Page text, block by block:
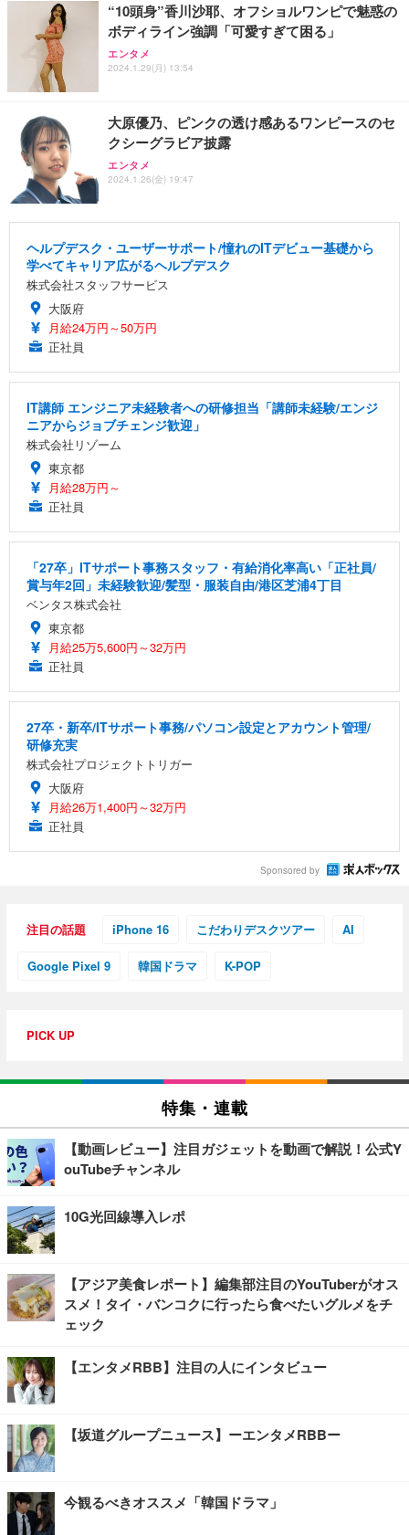
“10頭身”香川沙耶、オフショルワンピで魅惑の
ボディライン強調「可愛すぎて困る」
エンタメ
2024.1.29(月) 13:54
大原優乃、ピンクの透け感あるワンピースのセ
クシーグラビア披露
エンタメ
2024.1.26(金) 19:47
ヘルプデスク・ユーザーサポート/憧れのITデビュー基礎から
学べてキャリア広がるヘルプデスク
株式会社スタッフサービス
大阪府
月給24万円～50万円
正社員
IT講師 エンジニア未経験者への研修担当「講師未経験/エンジ
ニアからジョブチェンジ歓迎」
株式会社リゾーム
東京都
月給28万円～
正社員
「27卒」ITサポート事務スタッフ・有給消化率高い「正社員/
賞与年2回」未経験歓迎/髪型・服装自由/港区芝浦4丁目
ベンタス株式会社
東京都
月給25万5,600円～32万円
正社員
27卒・新卒/ITサポート事務/パソコン設定とアカウント管理/
研修充実
株式会社プロジェクトトリガー
大阪府
月給26万1,400円～32万円
正社員
Sponsored by
注目の話題 iPhone 16 こだわりデスクツアー AI
Google Pixel 9 韓国ドラマ K-POP
PICK UP
特集・連載
【動画レビュー】注目ガジェットを動画で解説！公式Y
ouTubeチャンネル
10G光回線導入レポ
【アジア美食レポート】編集部注目のYouTuberがオス
スメ！タイ・バンコクに行ったら食べたいグルメをチ
ェック
【エンタメRBB】注目の人にインタビュー
【坂道グループニュース】ーエンタメRBBー
今観るべきオススメ「韓国ドラマ」